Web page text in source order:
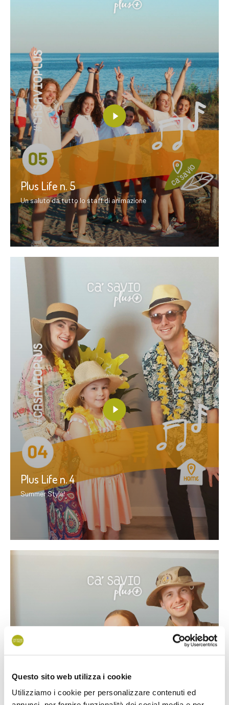
Questo sito web utilizza i cookie
Utilizziamo i cookie per personalizzare contenuti ed
Plus Life n. 5
Un saluto da tutto lo staff di animazione
Plus Life n. 4
Summer Style!